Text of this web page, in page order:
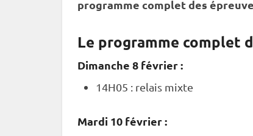
programme complet des
Le programme complet
Dimanche 8 février :
14H05 : relais mixte
Mardi 10 février :